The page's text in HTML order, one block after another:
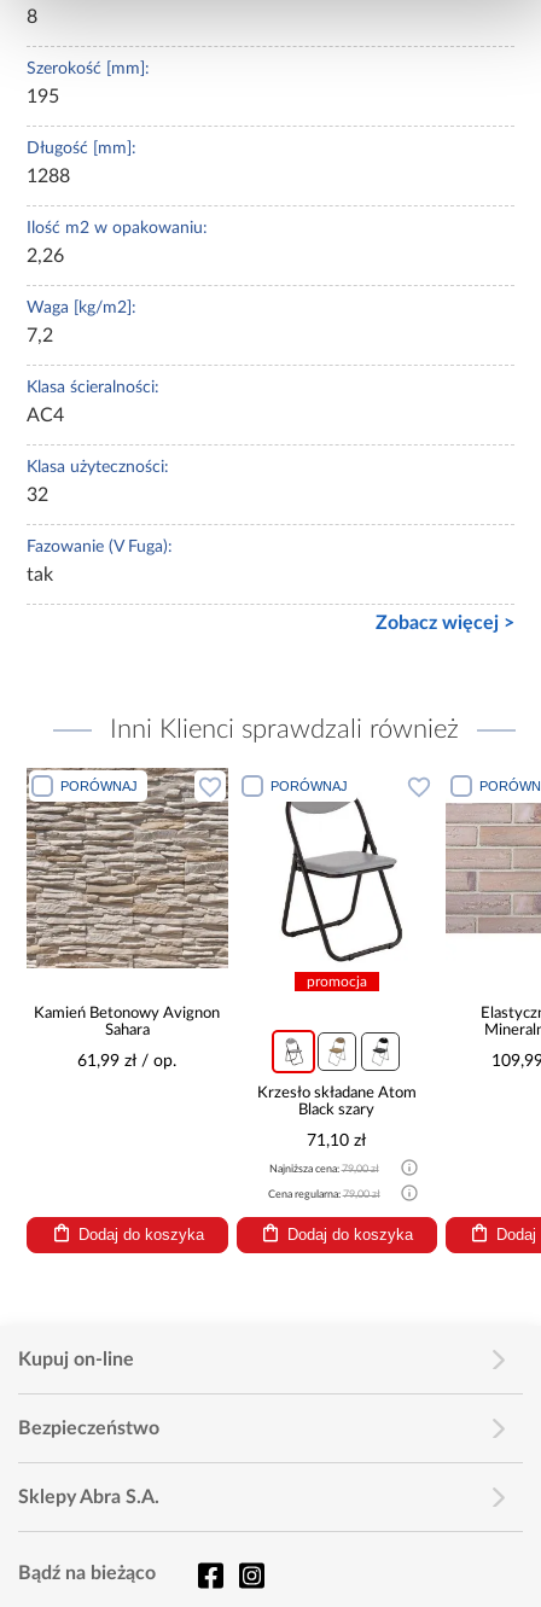
8
Szerokość [mm]:
195
Długość [mm]:
1288
Ilość m2 w opakowaniu:
2,26
Waga [kg/m2]:
7,2
Klasa ścieralności:
AC4
Klasa użyteczności:
32
Fazowanie (V Fuga):
tak
Zobacz więcej >
Inni Klienci sprawdzali również
PORÓWNAJ
Kamień Betonowy Avignon
Sahara
61,99 zł / op.
Dodaj do koszyka
PORÓWNAJ
promocja
Krzesło składane Atom
Black szary
71,10 zł
Najniższa cena:79,00 zł
Cena regularna:79,00 zł
Dodaj do koszyka
Kupuj on-line
Bezpieczeństwo
Sklepy Abra S.A.
Bądź na bieżąco